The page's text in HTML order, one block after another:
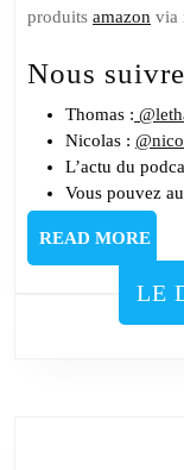
produits amazon via
Nous suivre
Thomas :
Nicolas :
L’actu du
Vous pouvez
READ MORE
LE